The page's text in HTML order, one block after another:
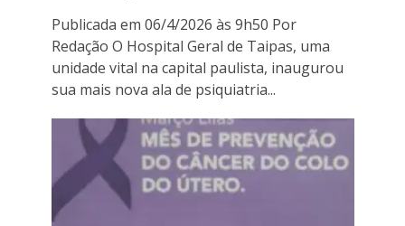
Publicada em 06/4/2026 às 9h50 Por
Redação O Hospital Geral de Taipas, uma
unidade vital na capital paulista, inaugurou
sua mais nova ala de psiquiatria...